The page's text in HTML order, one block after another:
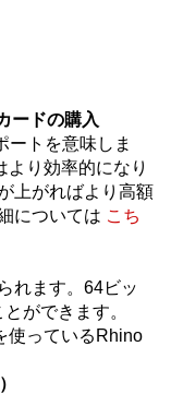
ードの購入
ートを意味しま
り効率的になり
上がればより高額
については こち
れます。64ビッ
ができます。
使っているRhino